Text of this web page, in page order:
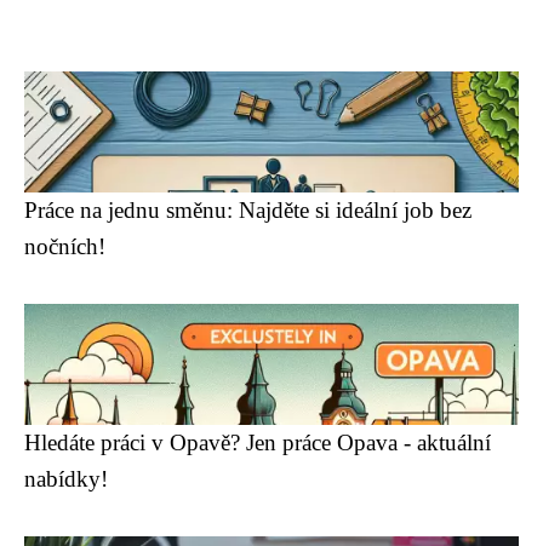
Práce na jednu směnu: Najděte si ideální job bez
nočních!
Hledáte práci v Opavě? Jen práce Opava - aktuální
nabídky!